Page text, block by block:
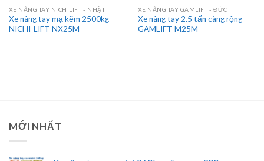
XE NÂNG TAY NICHILIFT - NHẬT
Xe nâng tay mạ kẽm 2500kg
NICHI-LIFT NX25M
XE NÂNG TAY GAMLIFT - ĐỨC
Xe nâng tay 2.5 tấn càng rộng
GAMLIFT M25M
MỚI NHẤT